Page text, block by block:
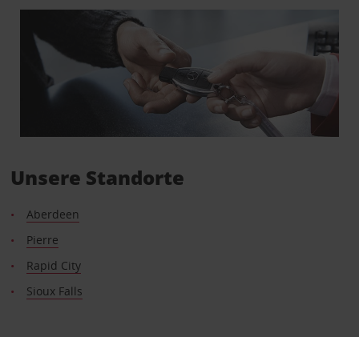
Unsere Standorte
Aberdeen
Pierre
Rapid City
Sioux Falls